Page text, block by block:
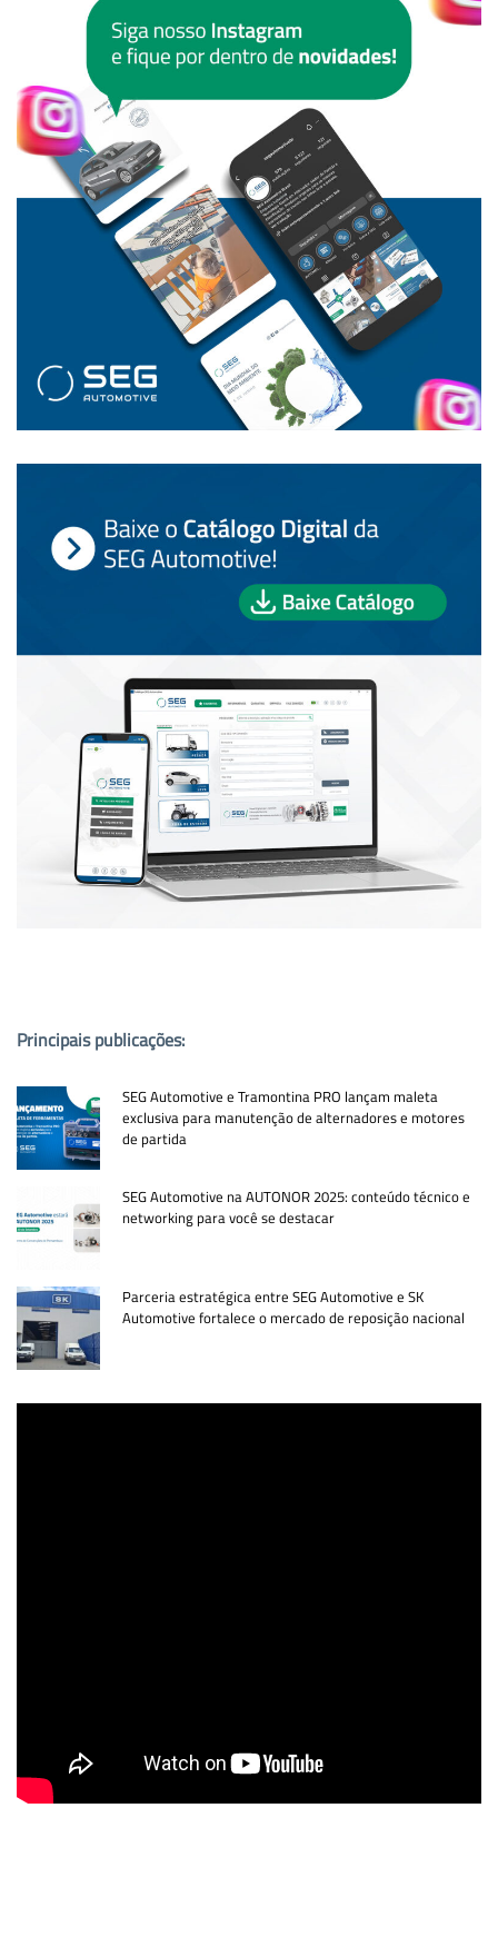
Principais publicações:
SEG Automotive e Tramontina PRO lançam maleta
exclusiva para manutenção de alternadores e motores
de partida
SEG Automotive na AUTONOR 2025: conteúdo técnico e
networking para você se destacar
Parceria estratégica entre SEG Automotive e SK
Automotive fortalece o mercado de reposição nacional